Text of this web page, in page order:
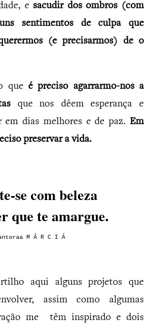
esacudir dos ombros (com
sentimentos de culpa que
(e precisarmos) de o
que é preciso agarrarmo-nos a
que nos dêem esperança e
em dias melhores e de paz. Em
preservar a vida.
se com beleza
que te amargue.
M Á R C I Á
aqui alguns projetos que
assim como algumas
me têm inspirado e dois